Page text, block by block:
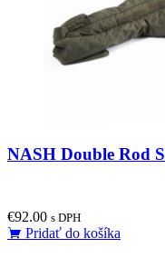
NASH Double Rod
€92.00 s DPH
Pridať do košíka